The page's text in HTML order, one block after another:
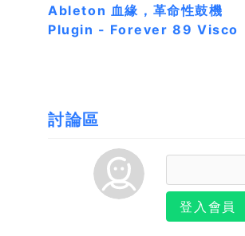
Ableton 血緣，革命性鼓機
Plugin - Forever 89 Visco
討論區
登入會員